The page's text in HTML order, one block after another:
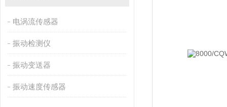
电涡流传感器
振动检测仪
振动变送器
振动速度传感器